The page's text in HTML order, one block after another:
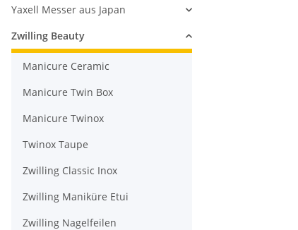
Yaxell Messer aus Japan
Zwilling Beauty
Manicure Ceramic
Manicure Twin Box
Manicure Twinox
Twinox Taupe
Zwilling Classic Inox
Zwilling Maniküre Etui
Zwilling Nagelfeilen